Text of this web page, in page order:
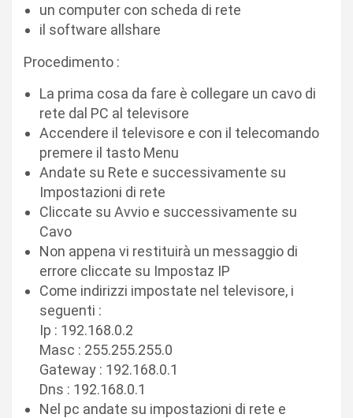
un computer con scheda di rete
il software allshare
Procedimento :
La prima cosa da fare è collegare un cavo di
rete dal PC al televisore
Accendere il televisore e con il telecomando
premere il tasto Menu
Andate su Rete e successivamente su
Impostazioni di rete
Cliccate su Avvio e successivamente su
Cavo
Non appena vi restituirà un messaggio di
errore cliccate su Impostaz IP
Come indirizzi impostate nel televisore, i
seguenti :
Ip : 192.168.0.2
Masc : 255.255.255.0
Gateway : 192.168.0.1
Dns : 192.168.0.1
Nel pc andate su impostazioni di rete e